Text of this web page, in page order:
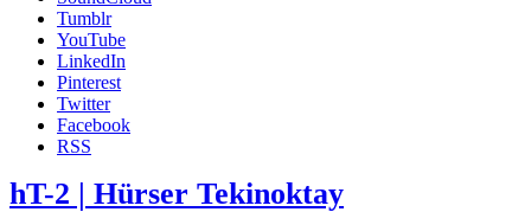
Tumblr
YouTube
LinkedIn
Pinterest
Twitter
Facebook
RSS
hT-2 | Hürser Tekinoktay